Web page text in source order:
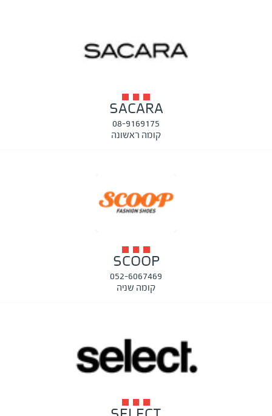
SACARA
08-9169175
קומה ראשונה
SCOOP
052-6067469
קומה שניה